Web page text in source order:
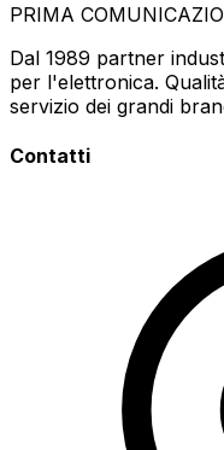
PRIMA
Dal 1989 partner
per l'elettronica.
servizio dei grandi
Contatti